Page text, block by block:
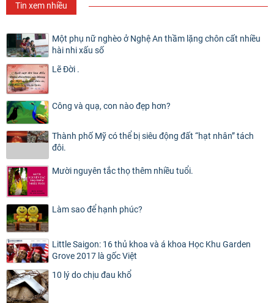
Tin xem nhiều
Một phụ nữ nghèo ở Nghệ An thầm lặng chôn cất nhiều
hài nhi xấu số
Lẽ Đời .
Công và quạ, con nào đẹp hơn?
Thành phố Mỹ có thể bị siêu động đất “hạt nhân” tách
đôi.
Mười nguyên tắc thọ thêm nhiều tuổi.
Làm sao để hạnh phúc?
Little Saigon: 16 thủ khoa và á khoa Học Khu Garden
Grove 2017 là gốc Việt
10 lý do chịu đau khổ